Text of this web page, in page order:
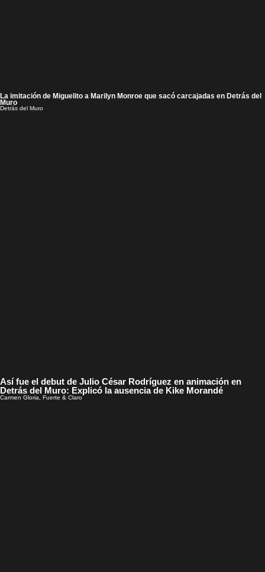
La imitación de Miguelito a Marilyn Monroe que sacó carcajadas en Detrás del
Muro
Detrás del Muro
Así fue el debut de Julio César Rodríguez en animación en
Detrás del Muro: Explicó la ausencia de Kike Morandé
Carmen Gloria, Fuerte & Claro